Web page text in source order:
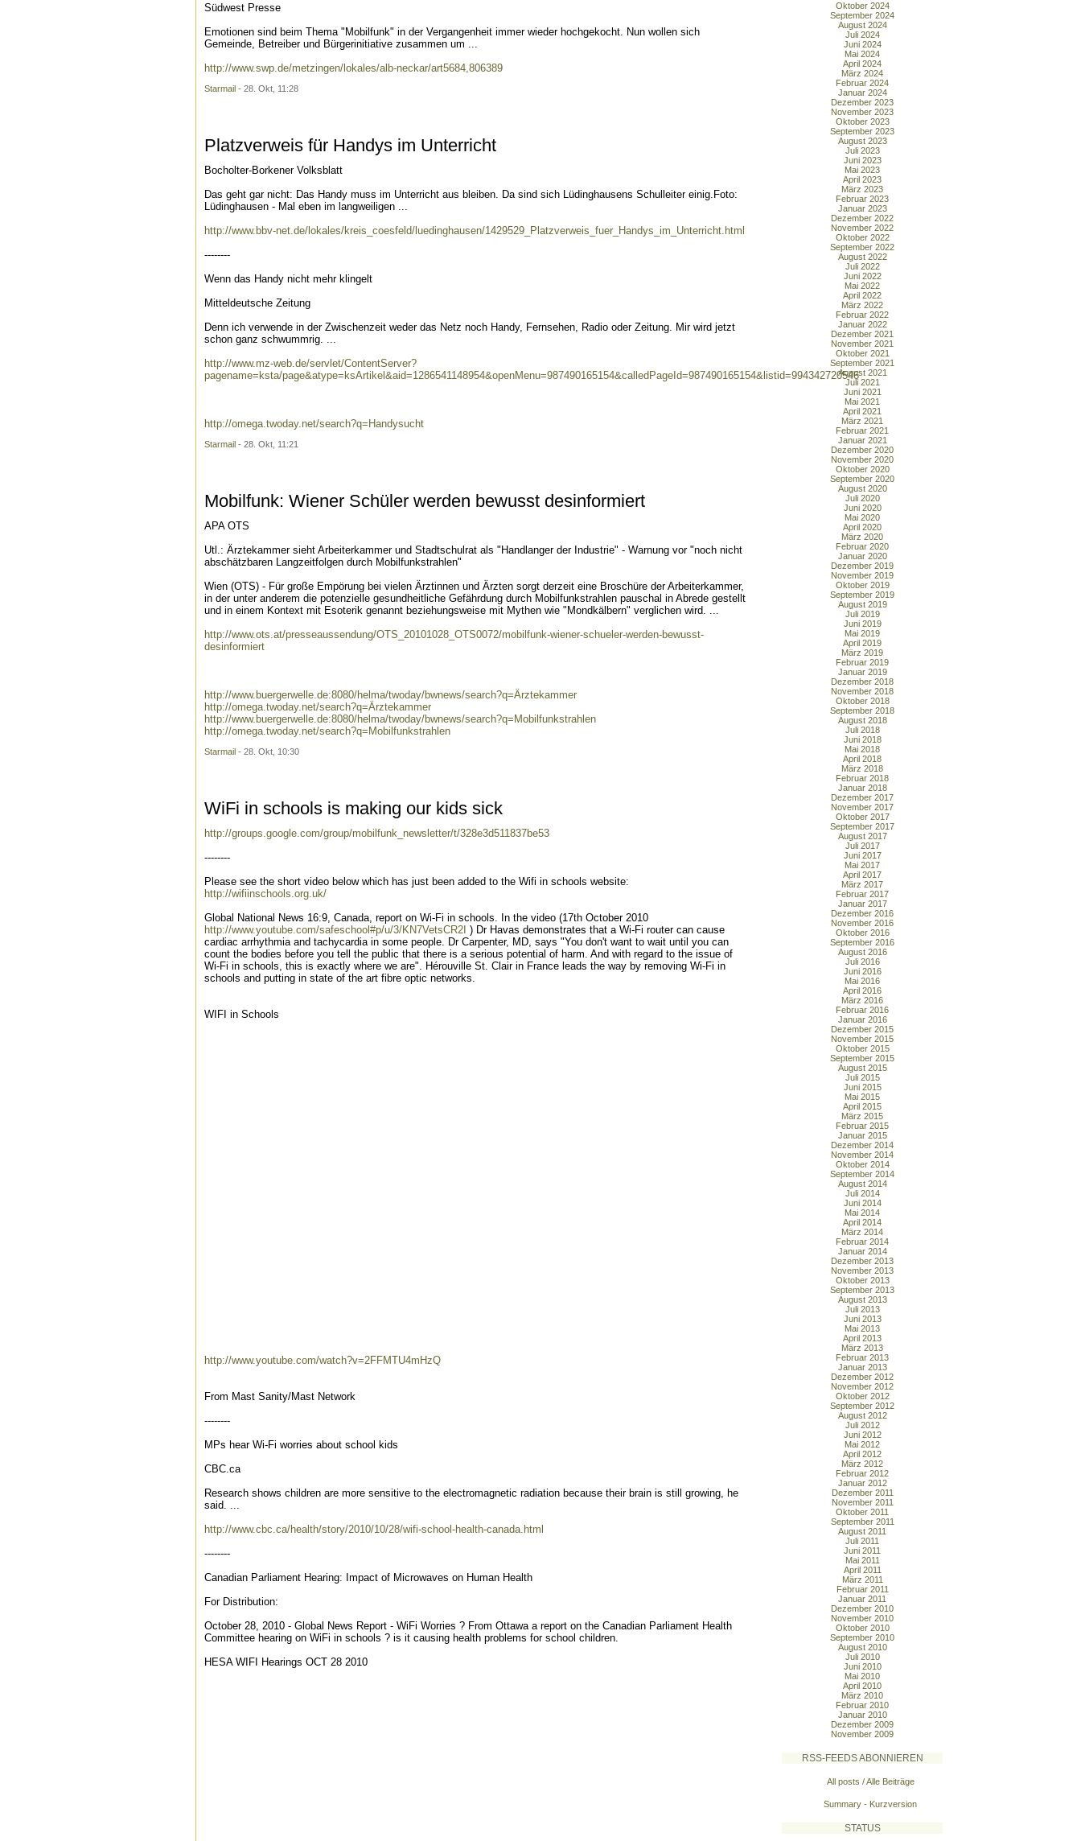
Südwest Presse
Emotionen sind beim Thema "Mobilfunk" in der Vergangenheit immer wieder hochgekocht. Nun wollen sich
Gemeinde, Betreiber und Bürgerinitiative zusammen um ...
http://www.swp.de/metzingen/lokales/alb-neckar/art5684,806389
Starmail - 28. Okt, 11:28
Platzverweis für Handys im Unterricht
Bocholter-Borkener Volksblatt
Das geht gar nicht: Das Handy muss im Unterricht aus bleiben. Da sind sich Lüdinghausens Schulleiter einig.Foto:
Lüdinghausen - Mal eben im langweiligen ...
http://www.bbv-net.de/lokales/kreis_coesfeld/luedinghausen/1429529_Platzverweis_fuer_Handys_im_Unterricht.html
--------
Wenn das Handy nicht mehr klingelt
Mitteldeutsche Zeitung
Denn ich verwende in der Zwischenzeit weder das Netz noch Handy, Fernsehen, Radio oder Zeitung. Mir wird jetzt
schon ganz schwummrig. ...
http://www.mz-web.de/servlet/ContentServer?
pagename=ksta/page&atype=ksArtikel&aid=1286541148954&openMenu=987490165154&calledPageId=987490165154&listid=994342720546
http://omega.twoday.net/search?q=Handysucht
Starmail - 28. Okt, 11:21
Mobilfunk: Wiener Schüler werden bewusst desinformiert
APA OTS
Utl.: Ärztekammer sieht Arbeiterkammer und Stadtschulrat als "Handlanger der Industrie" - Warnung vor "noch nicht
abschätzbaren Langzeitfolgen durch Mobilfunkstrahlen"
Wien (OTS) - Für große Empörung bei vielen Ärztinnen und Ärzten sorgt derzeit eine Broschüre der Arbeiterkammer,
in der unter anderem die potenzielle gesundheitliche Gefährdung durch Mobilfunkstrahlen pauschal in Abrede gestellt
und in einem Kontext mit Esoterik genannt beziehungsweise mit Mythen wie "Mondkälbern" verglichen wird. ...
http://www.ots.at/presseaussendung/OTS_20101028_OTS0072/mobilfunk-wiener-schueler-werden-bewusst-
desinformiert
http://www.buergerwelle.de:8080/helma/twoday/bwnews/search?q=Ärztekammer
http://omega.twoday.net/search?q=Ärztekammer
http://www.buergerwelle.de:8080/helma/twoday/bwnews/search?q=Mobilfunkstrahlen
http://omega.twoday.net/search?q=Mobilfunkstrahlen
Starmail - 28. Okt, 10:30
WiFi in schools is making our kids sick
http://groups.google.com/group/mobilfunk_newsletter/t/328e3d511837be53
--------
Please see the short video below which has just been added to the Wifi in schools website:
http://wifiinschools.org.uk/
Global National News 16:9, Canada, report on Wi-Fi in schools. In the video (17th October 2010
http://www.youtube.com/safeschool#p/u/3/KN7VetsCR2I ) Dr Havas demonstrates that a Wi-Fi router can cause
cardiac arrhythmia and tachycardia in some people. Dr Carpenter, MD, says "You don't want to wait until you can
count the bodies before you tell the public that there is a serious potential of harm. And with regard to the issue of
Wi-Fi in schools, this is exactly where we are". Hérouville St. Clair in France leads the way by removing Wi-Fi in
schools and putting in state of the art fibre optic networks.
WIFI in Schools
http://www.youtube.com/watch?v=2FFMTU4mHzQ
From Mast Sanity/Mast Network
--------
MPs hear Wi-Fi worries about school kids
CBC.ca
Research shows children are more sensitive to the electromagnetic radiation because their brain is still growing, he
said. ...
http://www.cbc.ca/health/story/2010/10/28/wifi-school-health-canada.html
--------
Canadian Parliament Hearing: Impact of Microwaves on Human Health
For Distribution:
October 28, 2010 - Global News Report - WiFi Worries ? From Ottawa a report on the Canadian Parliament Health
Committee hearing on WiFi in schools ? is it causing health problems for school children.
HESA WIFI Hearings OCT 28 2010
Oktober 2024
September 2024
August 2024
Juli 2024
Juni 2024
Mai 2024
April 2024
März 2024
Februar 2024
Januar 2024
Dezember 2023
November 2023
Oktober 2023
September 2023
August 2023
Juli 2023
Juni 2023
Mai 2023
April 2023
März 2023
Februar 2023
Januar 2023
Dezember 2022
November 2022
Oktober 2022
September 2022
August 2022
Juli 2022
Juni 2022
Mai 2022
April 2022
März 2022
Februar 2022
Januar 2022
Dezember 2021
November 2021
Oktober 2021
September 2021
August 2021
Juli 2021
Juni 2021
Mai 2021
April 2021
März 2021
Februar 2021
Januar 2021
Dezember 2020
November 2020
Oktober 2020
September 2020
August 2020
Juli 2020
Juni 2020
Mai 2020
April 2020
März 2020
Februar 2020
Januar 2020
Dezember 2019
November 2019
Oktober 2019
September 2019
August 2019
Juli 2019
Juni 2019
Mai 2019
April 2019
März 2019
Februar 2019
Januar 2019
Dezember 2018
November 2018
Oktober 2018
September 2018
August 2018
Juli 2018
Juni 2018
Mai 2018
April 2018
März 2018
Februar 2018
Januar 2018
Dezember 2017
November 2017
Oktober 2017
September 2017
August 2017
Juli 2017
Juni 2017
Mai 2017
April 2017
März 2017
Februar 2017
Januar 2017
Dezember 2016
November 2016
Oktober 2016
September 2016
August 2016
Juli 2016
Juni 2016
Mai 2016
April 2016
März 2016
Februar 2016
Januar 2016
Dezember 2015
November 2015
Oktober 2015
September 2015
August 2015
Juli 2015
Juni 2015
Mai 2015
April 2015
März 2015
Februar 2015
Januar 2015
Dezember 2014
November 2014
Oktober 2014
September 2014
August 2014
Juli 2014
Juni 2014
Mai 2014
April 2014
März 2014
Februar 2014
Januar 2014
Dezember 2013
November 2013
Oktober 2013
September 2013
August 2013
Juli 2013
Juni 2013
Mai 2013
April 2013
März 2013
Februar 2013
Januar 2013
Dezember 2012
November 2012
Oktober 2012
September 2012
August 2012
Juli 2012
Juni 2012
Mai 2012
April 2012
März 2012
Februar 2012
Januar 2012
Dezember 2011
November 2011
Oktober 2011
September 2011
August 2011
Juli 2011
Juni 2011
Mai 2011
April 2011
März 2011
Februar 2011
Januar 2011
Dezember 2010
November 2010
Oktober 2010
September 2010
August 2010
Juli 2010
Juni 2010
Mai 2010
April 2010
März 2010
Februar 2010
Januar 2010
Dezember 2009
November 2009
RSS-FEEDS ABONNIEREN
All posts / Alle Beiträge
Summary - Kurzversion
STATUS